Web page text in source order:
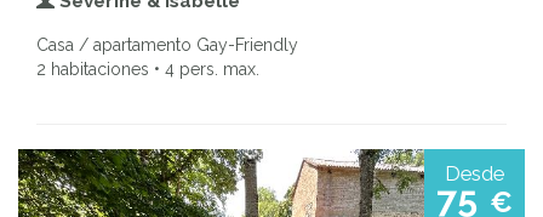
Casa / apartamento Gay-Friendly
2 habitaciones • 4 pers. max.
Desde
75 €